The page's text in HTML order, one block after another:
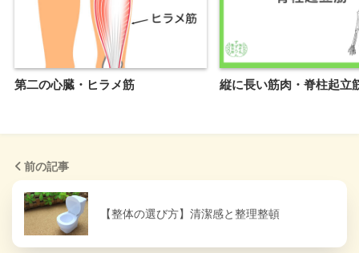
第二の心臓・ヒラメ筋 縦に長い筋肉・脊柱起立
前の記事
【整体の選び方】清潔感と整理整頓